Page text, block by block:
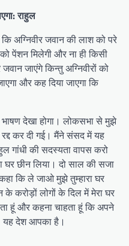
राहुल
अग्निवीर जवान की लाश को परे
पेंशन मिलेगी और ना ही किसी
जाएंगे किन्तु अग्निवीरों को
और कह दिया जाएगा कि
देखा होगा। लोकसभा से मुझे
कर दी गई। मैंने संसद में यह
गांधी की सदस्यता वापस करो
घर छीन लिया। दो साल की सजा
कि ले जाओ मुझे तुम्हारा घर
के करोड़ों लोगों के दिल में मेरा घर
हूं और कहना चाहता हूं कि अपने
देश आपका है।